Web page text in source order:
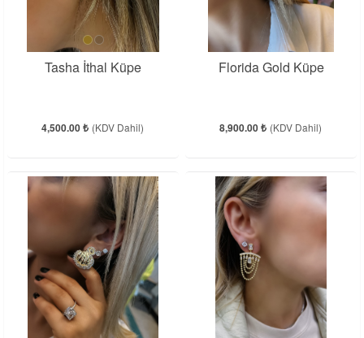
Tasha İthal Küpe
4,500.00 ₺ (KDV Dahil)
Florida Gold Küpe
8,900.00 ₺ (KDV Dahil)